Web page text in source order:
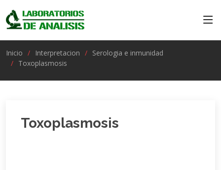
Inicio Interpretacion
Serologia e inmunidad
Toxoplasmosis
Toxoplasmosis